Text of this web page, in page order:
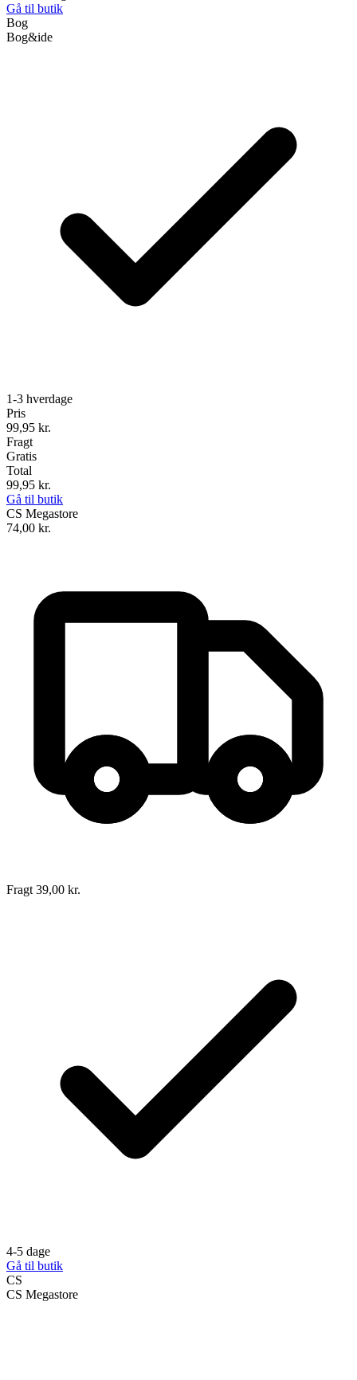
Gå til butik
Bog
Bog&ide
1-3 hverdage
Pris
99,95 kr.
Fragt
Gratis
Total
99,95 kr.
Gå til butik
CS Megastore
74,00 kr.
Fragt 39,00 kr.
4-5 dage
Gå til butik
CS
CS Megastore